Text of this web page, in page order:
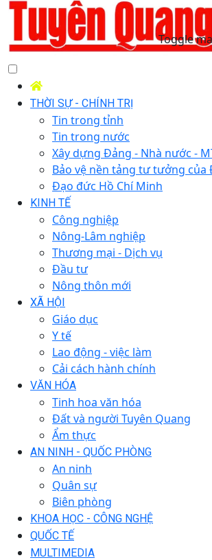
Toggle
THỜI SỰ - CHÍNH TRỊ
Tin trong tỉnh
Tin trong nước
Xây dựng Đảng - Nhà nước -
Bảo vệ nền tảng tư tưởng của
Đạo đức Hồ Chí Minh
KINH TẾ
Công nghiệp
Nông-Lâm nghiệp
Thương mại - Dịch vụ
Đầu tư
Nông thôn mới
XÃ HỘI
Giáo dục
Y tế
Lao động - việc làm
Cải cách hành chính
VĂN HÓA
Tinh hoa văn hóa
Đất và người Tuyên Quang
Ẩm thực
AN NINH - QUỐC PHÒNG
An ninh
Quân sự
Biên phòng
KHOA HỌC - CÔNG NGHỆ
QUỐC TẾ
MULTIMEDIA